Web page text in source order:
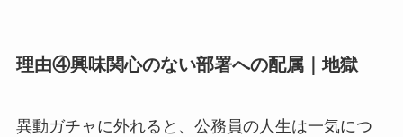
理由④興味関心のない部署への配属｜地獄
異動ガチャに外れると、公務員の人生は一気につ